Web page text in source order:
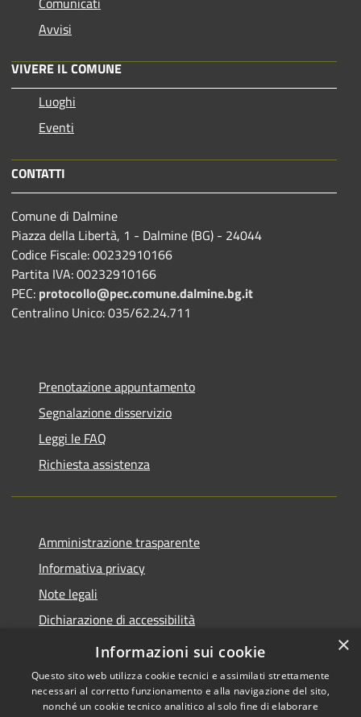
Avvisi
VIVERE IL COMUNE
Luoghi
Eventi
CONTATTI
Comune di Dalmine
Piazza della Libertà, 1 - Dalmine (BG) - 24044
Codice Fiscale: 00232910166
Partita IVA: 00232910166
PEC: protocollo@pec.comune.dalmine.bg.it
Centralino Unico: 035/62.24.711
Prenotazione appuntamento
Segnalazione disservizio
Leggi le FAQ
Richiesta assistenza
Amministrazione trasparente
Informativa privacy
Note legali
Dichiarazione di accessibilità
Piano di miglioramento del sito
×
Informazioni sui cookie
Questo sito web utilizza cookie tecnici e assimilati strettamente
necessari al corretto funzionamento e alla navigazione del sito,
nonché un cookie tecnico analitico al solo fine di elaborare